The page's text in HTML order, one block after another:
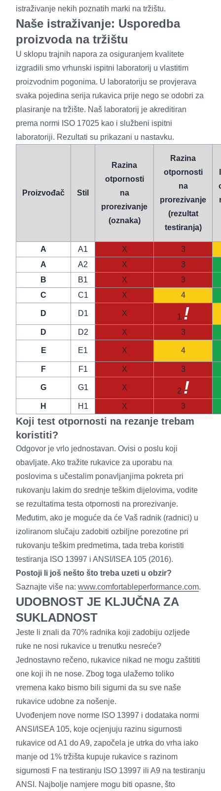
istraživanje nekih poznatih marki na tržištu.
Naše istraživanje: Usporedba
proizvoda na tržištu
U sklopu trajnih napora za osiguranjem kvalitete
izgradili smo vrhunski ispitni laboratorij u vlastitim
proizvodnim pogonima. U laboratoriju se provjerava
svaka pojedina serija rukavica prije nego se odobri za
plasiranje na tržište. Naš laboratorij je akreditiran
prema normi ISO 17025 kao i službeni ispitni
laboratoriji. Rezultati su prikazani u nastavku.
Proizvođač Stil
Razina
otpornosti
na
prorezivanje
(oznaka)
Razina
otpornosti
na
prorezivanje
(rezultat
testiranja)
A A1 X
3
A
A2 X
3
B
B1 X
3
C
C1 X 4
D D1 X 1 !
D D2 X 3
E E1 X 4
F F1 X 3
G G1 X 2 !
H H1 X 3
Koji test otpornosti na rezanje trebam
koristiti?
Odgovor je vrlo jednostavan. Ovisi o poslu koji
obavljate. Ako tražite rukavice za uporabu na
poslovima s učestalim ponavljanjima pokreta pri
rukovanju lakim do srednje teškim dijelovima, vodite
se rezultatima testa otpornosti na prorezivanje.
Međutim, ako je moguće da će Vaš radnik (radnici) u
izoliranom slučaju zadobiti ozbiljne porezotine pri
rukovanju teškim predmetima, tada treba koristiti
testiranja ISO 13997 i ANSI/ISEA 105 (2016).
Postoji li još nešto što treba uzeti u obzir?
Saznajte više na: www.comfortableperformance.com.
UDOBNOST JE KLJUČNA ZA
SUKLADNOST
Jeste li znali da 70% radnika koji zadobiju ozljede
ruke ne nosi rukavice u trenutku nesreće?
Jednostavno rečeno, rukavice nikad ne mogu zaštititi
one koji ih ne nose. Zbog toga ulažemo toliko
vremena kako bismo bili sigurni da su sve naše
rukavice udobne za nošenje.
Uvođenjem nove norme ISO 13997 i dodataka normi
ANSI/ISEA 105, koje ocjenjuju razinu sigurnosti
rukavice od A1 do A9, započela je utrka do vrha iako
manje od 1% tržišta kupuje rukavice s razinom
sigurnosti F na testiranju ISO 13997 ili A9 na testiranju
ANSI. Najbolje namjere mogu biti opasne, što